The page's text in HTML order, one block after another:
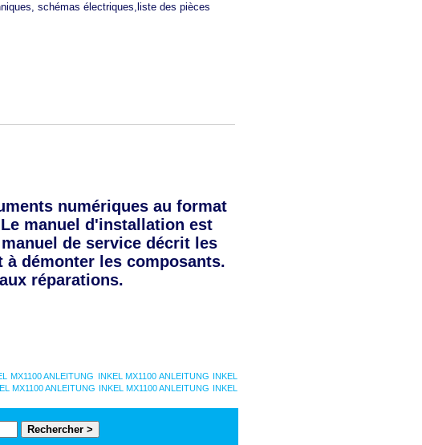
schémas électriques,liste des pièces
numériques au format
manuel d'installation est
de service décrit les
démonter les composants.
réparations.
MX1100 ANLEITUNG INKEL MX1100 ANLEITUNG INKEL
MX1100 ANLEITUNG INKEL MX1100 ANLEITUNG INKEL